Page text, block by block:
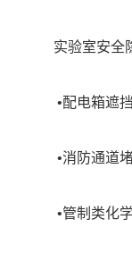
实验室安全
•配电箱遮
•消防通道
•管制类化